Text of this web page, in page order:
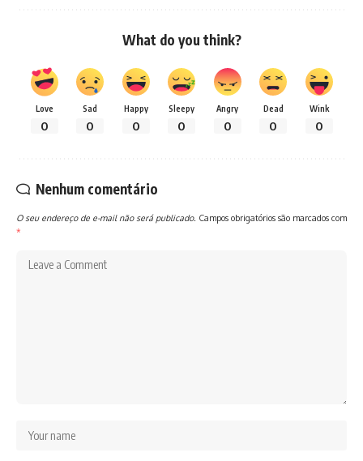
What do you think?
Love
0
Sad
0
Happy
0
Sleepy
0
Angry
0
Dead
0
Wink
0
Nenhum comentário
O seu endereço de e-mail não será publicado. Campos obrigatórios são marcados com
*